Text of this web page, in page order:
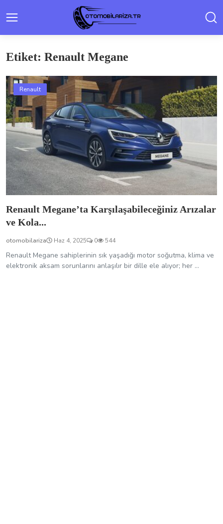
Etiket: Renault Megane
Renault
Renault Megane’ta Karşılaşabileceğiniz Arızalar
ve Kola...
otomobilariza Haz 4, 2025 0 544
Renault Megane sahiplerinin sık yaşadığı motor soğutma, klima ve
elektronik aksam sorunlarını anlaşılır bir dille ele alıyor; her ...